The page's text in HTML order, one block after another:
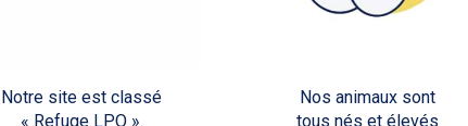
Notre site est classé
« Refuge LPO ».
Nos animaux sont
tous nés et élevés